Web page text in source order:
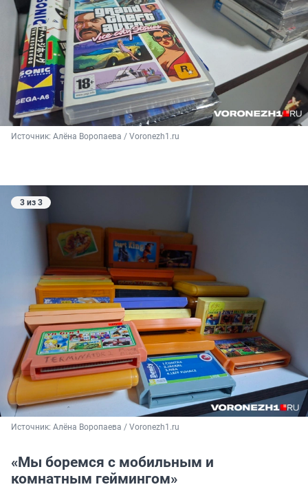
Источник: Алёна Воропаева / Voronezh1.ru
3 из 3
Источник: Алёна Воропаева / Voronezh1.ru
«Мы боремся с мобильным и
комнатным геймингом»